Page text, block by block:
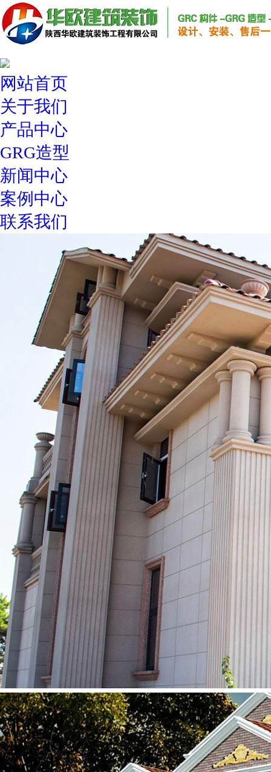
网站首页
关于我们
产品中心
GRG造型
新闻中心
案例中心
联系我们